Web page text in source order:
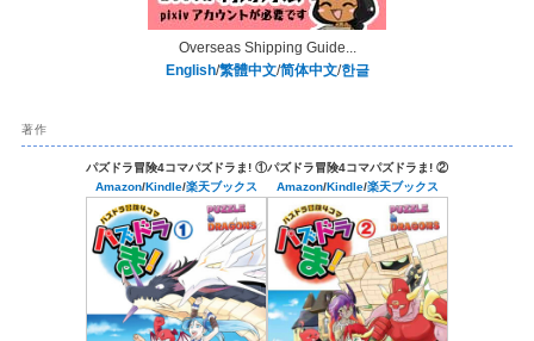
Overseas Shipping Guide...
English/繁體中文/简体中文/한글
著作
パズドラ冒険4コマパズドラま! ①
Amazon/Kindle/楽天ブックス
パズドラ冒険4コマパズドラま! ②
Amazon/Kindle/楽天ブックス